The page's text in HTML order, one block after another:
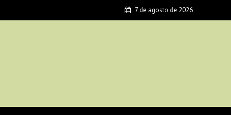
7 de agosto de 2026